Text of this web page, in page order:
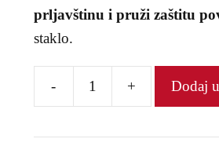
prljavštinu i pruži zaštitu
staklo.
- + Dodaj